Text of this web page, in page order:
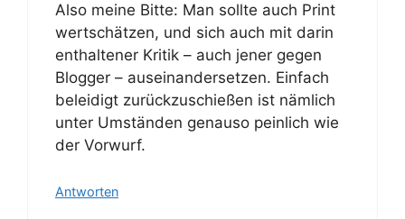
Also meine Bitte: Man sollte auch Print
wertschätzen, und sich auch mit darin
enthaltener Kritik – auch jener gegen
Blogger – auseinandersetzen. Einfach
beleidigt zurückzuschießen ist nämlich
unter Umständen genauso peinlich wie
der Vorwurf.
Antworten